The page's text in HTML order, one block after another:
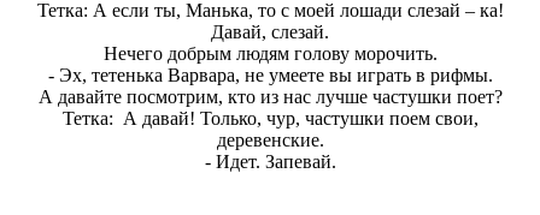
Тетка: А если ты, Манька, то с моей лошади слезай – ка!
Давай, слезай.
Нечего добрым людям голову морочить.
- Эх, тетенька Варвара, не умеете вы играть в рифмы.
А давайте посмотрим, кто из нас лучше частушки поет?
Тетка: А давай! Только, чур, частушки поем свои,
деревенские.
- Идет. Запевай.